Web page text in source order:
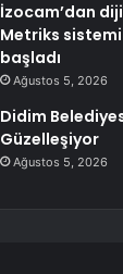
İzocam’dan
Metriks sistemi
başladı
Ağustos 5, 2026
Didim
Güzelleşiyor
Ağustos 5, 2026